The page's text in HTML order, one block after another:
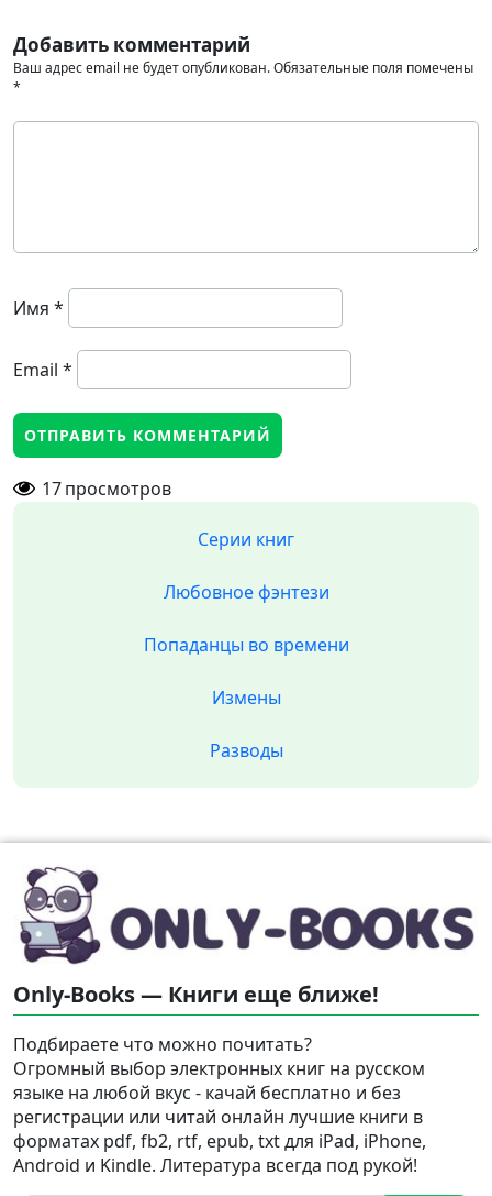
Добавить комментарий
Ваш адрес email не будет опубликован.Обязательные поля помечены
*
Имя *
Email *
17просмотров
Серии книг
Любовное фэнтези
Попаданцы во времени
Измены
Разводы
Only-Books — Книги еще ближе!
Подбираете что можно почитать?
Огромный выбор электронных книг на русском
языке на любой вкус - качай бесплатно и без
регистрации или читай онлайн лучшие книги в
форматах pdf, fb2, rtf, epub, txt для iPad, iPhone,
Android и Kindle. Литература всегда под рукой!